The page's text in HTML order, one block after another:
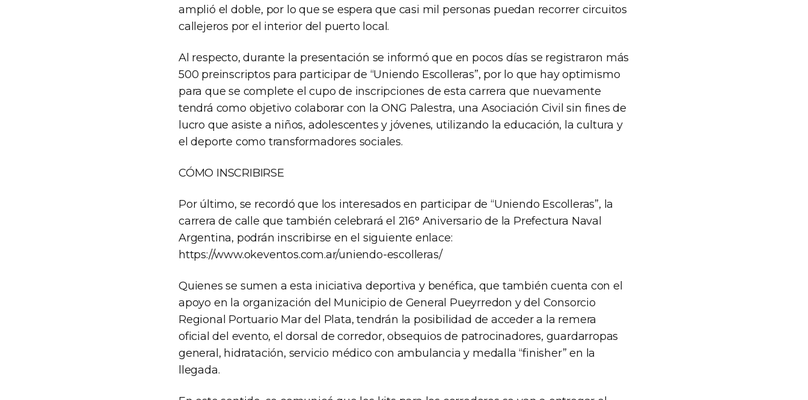
amplió el doble, por lo que se espera que casi mil personas puedan recorrer circuitos
callejeros por el interior del puerto local.
Al respecto, durante la presentación se informó que en pocos días se registraron más
500 preinscriptos para participar de “Uniendo Escolleras”, por lo que hay optimismo
para que se complete el cupo de inscripciones de esta carrera que nuevamente
tendrá como objetivo colaborar con la ONG Palestra, una Asociación Civil sin fines de
lucro que asiste a niños, adolescentes y jóvenes, utilizando la educación, la cultura y
el deporte como transformadores sociales.
CÓMO INSCRIBIRSE
Por último, se recordó que los interesados en participar de “Uniendo Escolleras”, la
carrera de calle que también celebrará el 216° Aniversario de la Prefectura Naval
Argentina, podrán inscribirse en el siguiente enlace:
https://www.okeventos.com.ar/uniendo-escolleras/
Quienes se sumen a esta iniciativa deportiva y benéfica, que también cuenta con el
apoyo en la organización del Municipio de General Pueyrredon y del Consorcio
Regional Portuario Mar del Plata, tendrán la posibilidad de acceder a la remera
oficial del evento, el dorsal de corredor, obsequios de patrocinadores, guardarropas
general, hidratación, servicio médico con ambulancia y medalla “finisher” en la
llegada.